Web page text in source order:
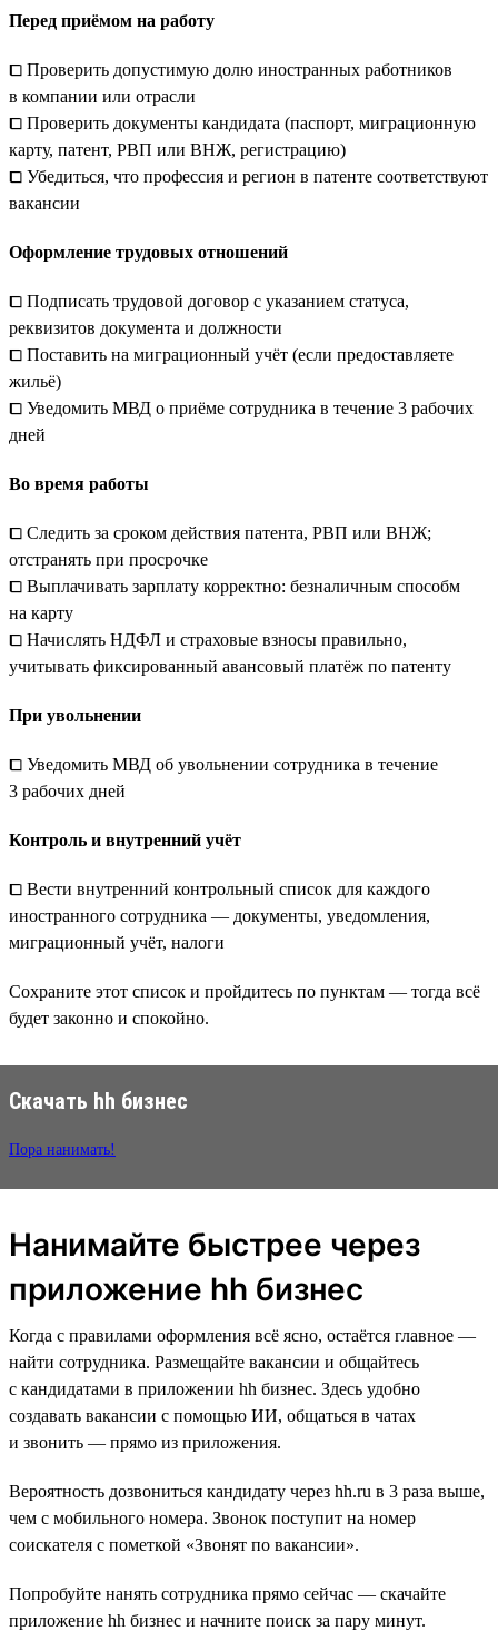
Перед приёмом на работу
⧠ Проверить допустимую долю иностранных работников
в компании или отрасли
⧠ Проверить документы кандидата (паспорт, миграционную
карту, патент, РВП или ВНЖ, регистрацию)
⧠ Убедиться, что профессия и регион в патенте соответствуют
вакансии
Оформление трудовых отношений
⧠ Подписать трудовой договор с указанием статуса,
реквизитов документа и должности
⧠ Поставить на миграционный учёт (если предоставляете
жильё)
⧠ Уведомить МВД о приёме сотрудника в течение 3 рабочих
дней
Во время работы
⧠ Следить за сроком действия патента, РВП или ВНЖ;
отстранять при просрочке
⧠ Выплачивать зарплату корректно: безналичным способм
на карту
⧠ Начислять НДФЛ и страховые взносы правильно,
учитывать фиксированный авансовый платёж по патенту
При увольнении
⧠ Уведомить МВД об увольнении сотрудника в течение
3 рабочих дней
Контроль и внутренний учёт
⧠ Вести внутренний контрольный список для каждого
иностранного сотрудника — документы, уведомления,
миграционный учёт, налоги
Сохраните этот список и пройдитесь по пунктам — тогда всё
будет законно и спокойно.
Скачать hh бизнес
Пора нанимать!
Нанимайте быстрее через
приложение hh бизнес
Когда с правилами оформления всё ясно, остаётся главное —
найти сотрудника. Размещайте вакансии и общайтесь
с кандидатами в приложении hh бизнес. Здесь удобно
создавать вакансии с помощью ИИ, общаться в чатах
и звонить — прямо из приложения.
Вероятность дозвониться кандидату через hh.ru в 3 раза выше,
чем с мобильного номера. Звонок поступит на номер
соискателя с пометкой «Звонят по вакансии».
Попробуйте нанять сотрудника прямо сейчас — скачайте
приложение hh бизнес и начните поиск за пару минут.